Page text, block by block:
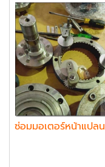
ซ่อมมอเตอร์หน้าแปลน